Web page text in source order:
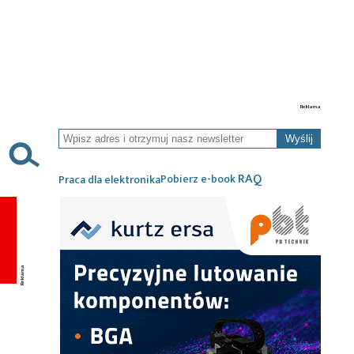
Wyślij
Praca dla elektronikaPobierz e-bookRAQ